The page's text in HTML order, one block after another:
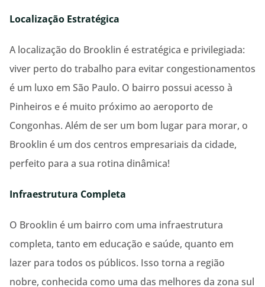
Localização Estratégica
A localização do Brooklin é estratégica e privilegiada:
viver perto do trabalho para evitar congestionamentos
é um luxo em São Paulo. O bairro possui acesso à
Pinheiros e é muito próximo ao aeroporto de
Congonhas. Além de ser um bom lugar para morar, o
Brooklin é um dos centros empresariais da cidade,
perfeito para a sua rotina dinâmica!
Infraestrutura Completa
O Brooklin é um bairro com uma infraestrutura
completa, tanto em educação e saúde, quanto em
lazer para todos os públicos. Isso torna a região
nobre, conhecida como uma das melhores da zona sul